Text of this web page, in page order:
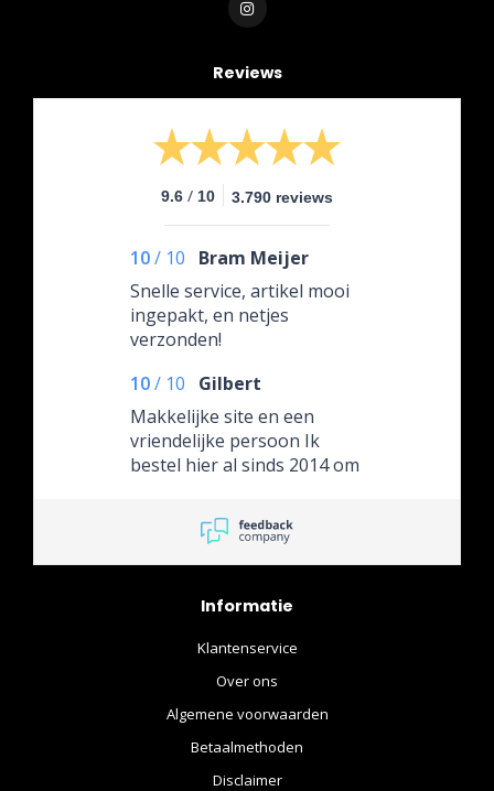
Reviews
9.6 / 10 3.790 reviews
10/ 10
Bram Meijer
Snelle service, artikel mooi
ingepakt, en netjes
verzonden!
10/ 10
Gilbert
Makkelijke site en een
vriendelijke persoon Ik
bestel hier al sinds 2014 om
je kan erook andere
dingens vinden
Informatie
Klantenservice
Over ons
Algemene voorwaarden
Betaalmethoden
Disclaimer